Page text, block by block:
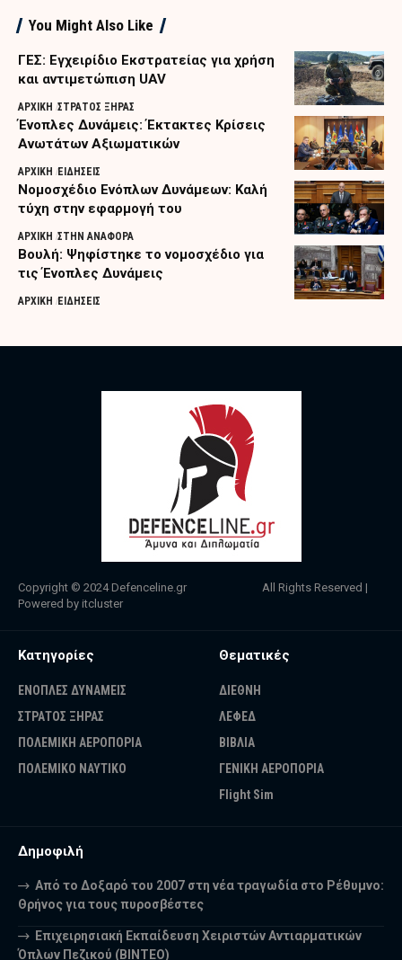
You Might Also Like
ΓΕΣ: Εγχειρίδιο Εκστρατείας για χρήση
και αντιμετώπιση UAV
ΑΡΧΙΚΗ ΣΤΡΑΤΟΣ ΞΗΡΑΣ
Ένοπλες Δυνάμεις: Έκτακτες Κρίσεις
Ανωτάτων Αξιωματικών
ΑΡΧΙΚΗ ΕΙΔΗΣΕΙΣ
Νομοσχέδιο Ενόπλων Δυνάμεων: Καλή
τύχη στην εφαρμογή του
ΑΡΧΙΚΗ ΣΤΗΝ ΑΝΑΦΟΡΑ
Βουλή: Ψηφίστηκε το νομοσχέδιο για
τις Ένοπλες Δυνάμεις
ΑΡΧΙΚΗ ΕΙΔΗΣΕΙΣ
Copyright © 2024 Defenceline.gr All Rights Reserved |
Powered by itcluster
Κατηγορίες
ΕΝΟΠΛΕΣ ΔΥΝΑΜΕΙΣ
ΣΤΡΑΤΟΣ ΞΗΡΑΣ
ΠΟΛΕΜΙΚΗ ΑΕΡΟΠΟΡΙΑ
ΠΟΛΕΜΙΚΟ ΝΑΥΤΙΚΟ
Θεματικές
ΔΙΕΘΝΗ
ΛΕΦΕΔ
ΒΙΒΛΙΑ
ΓΕΝΙΚΗ ΑΕΡΟΠΟΡΙΑ
Flight Sim
Δημοφιλή
Από το Δοξαρό του 2007 στη νέα τραγωδία στο Ρέθυμνο:
Θρήνος για τους πυροσβέστες
Επιχειρησιακή Εκπαίδευση Χειριστών Αντιαρματικών
Όπλων Πεζικού (ΒΙΝΤΕΟ)